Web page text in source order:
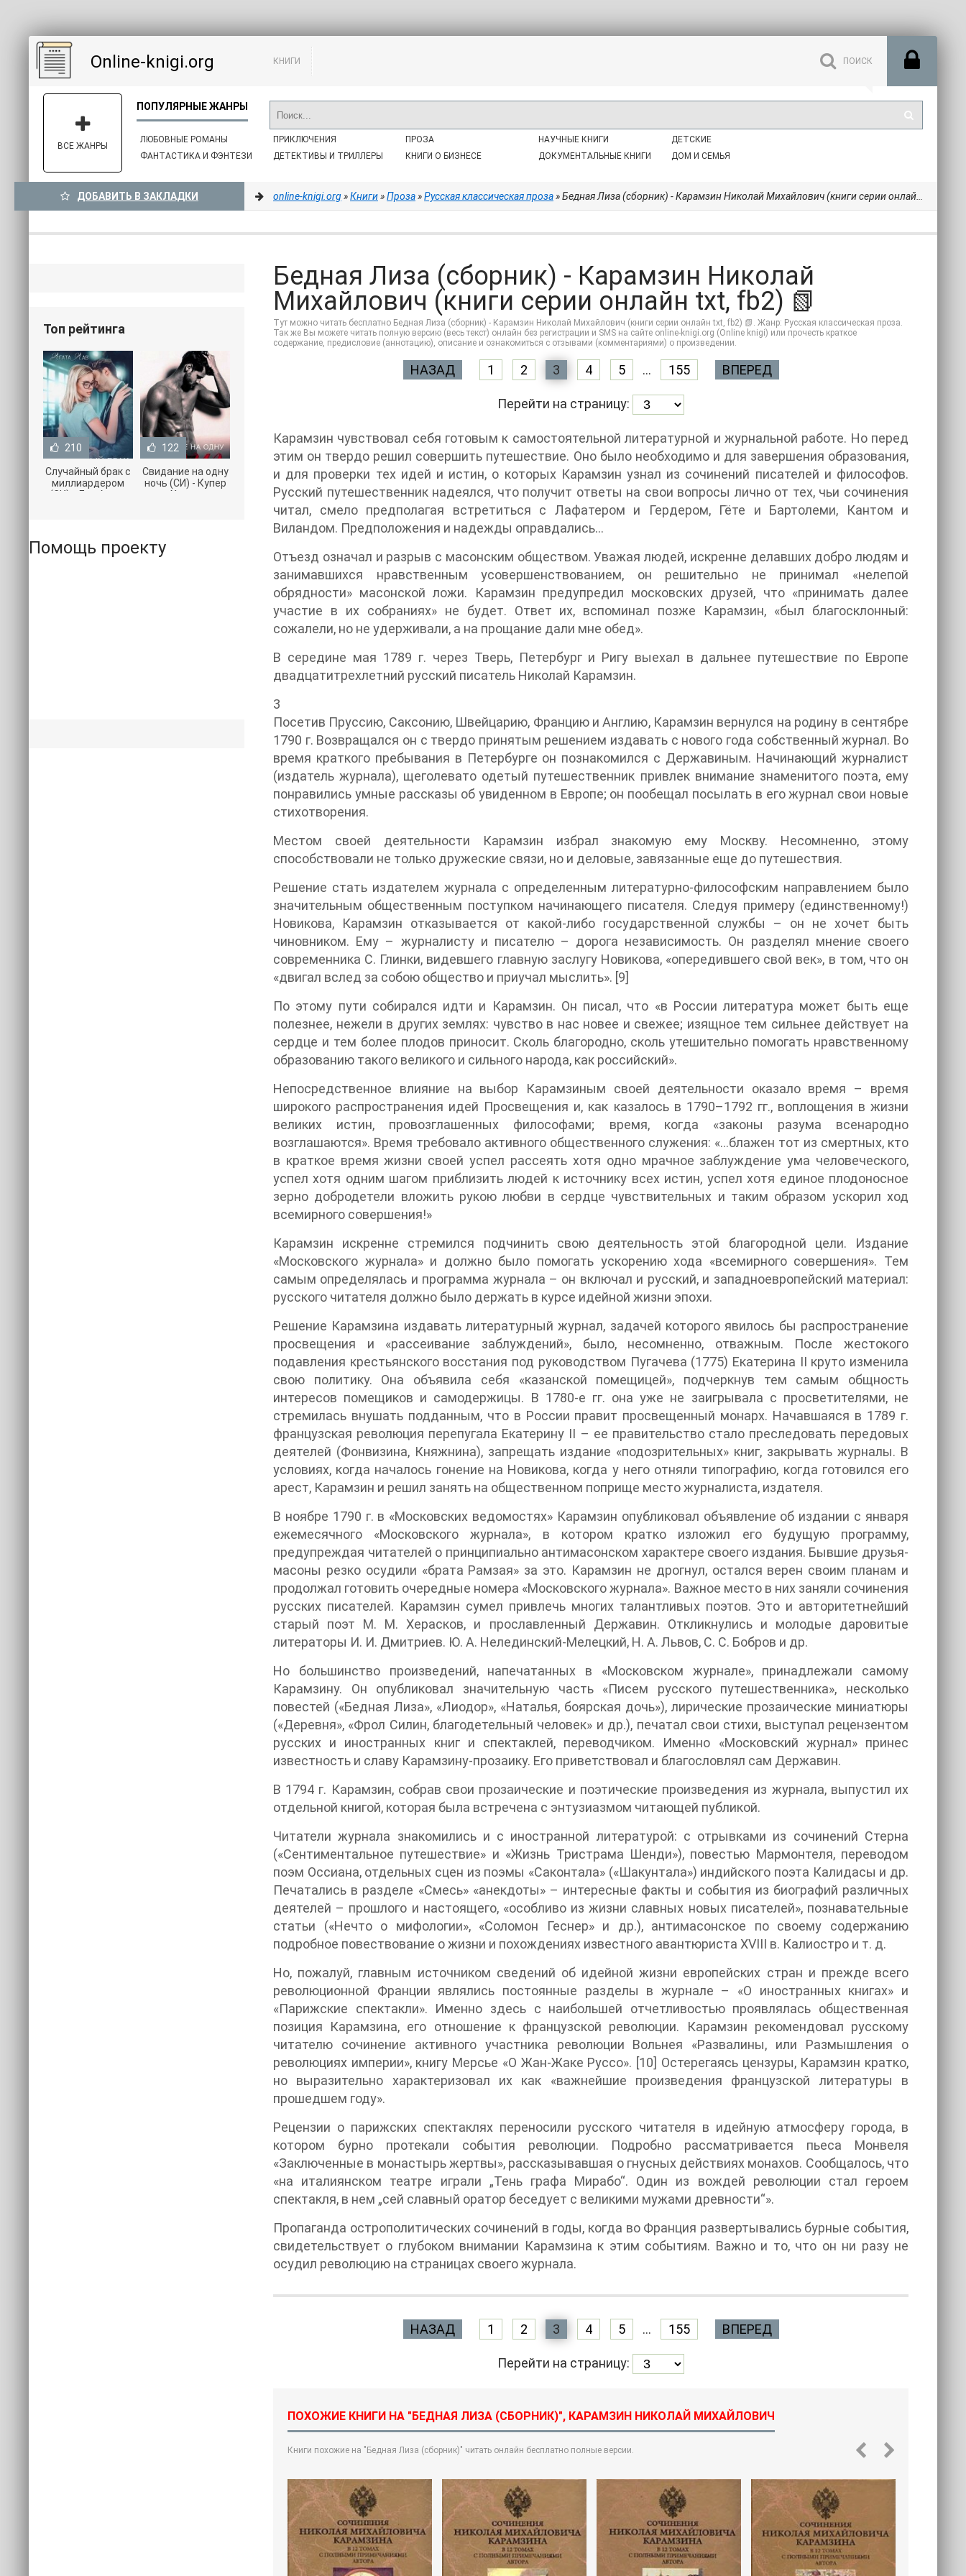
Online-knigi.org КНИГИ
ЛЮБОВНЫЕ РОМАНЫ
ФАНТАСТИКА И ФЭНТЕЗИ
ПРИКЛЮЧЕНИЯ
ДЕТЕКТИВЫ И ТРИЛЛЕРЫ
ПРОЗА
КНИГИ О БИЗНЕСЕ
НАУЧНЫЕ КНИГИ
ДОКУМЕНТАЛЬНЫЕ КНИГИ
ДЕТСКИЕ
ДОМ И СЕМЬЯ
ВСЕ ЖАНРЫ
ДОБАВИТЬ В ЗАКЛАДКИ online-knigi.org»Книги»Проза»Русская классическая проза» Бедная Лиза (сборник) - Карамзин Николай Михайлович (книги серии онлайн txt, fb2) 📗
Бедная Лиза (сборник) - Карамзин Николай
Михайлович (книги серии онлайн txt, fb2) 📗
Тут можно читать бесплатно Бедная Лиза (сборник) - Карамзин Николай Михайлович (книги серии онлайн txt, fb2) 📗. Жанр: Русская классическая проза.
Так же Вы можете читать полную версию (весь текст) онлайн без регистрации и SMS на сайте online-knigi.org (Online knigi) или прочесть краткое
содержание, предисловие (аннотацию), описание и ознакомиться с отзывами (комментариями) о произведении.
НАЗАД 1 2 3 4 5 ... 155 ВПЕРЕД
Перейти на страницу:
Карамзин чувствовал себя готовым к самостоятельной литературной и журнальной работе. Но перед
этим он твердо решил совершить путешествие. Оно было необходимо и для завершения образования,
и для проверки тех идей и истин, о которых Карамзин узнал из сочинений писателей и философов.
Русский путешественник надеялся, что получит ответы на свои вопросы лично от тех, чьи сочинения
читал, смело предполагая встретиться с Лафатером и Гердером, Гёте и Бартолеми, Кантом и
Виландом. Предположения и надежды оправдались…
Отъезд означал и разрыв с масонским обществом. Уважая людей, искренне делавших добро людям и
занимавшихся нравственным усовершенствованием, он решительно не принимал «нелепой
обрядности» масонской ложи. Карамзин предупредил московских друзей, что «принимать далее
участие в их собраниях» не будет. Ответ их, вспоминал позже Карамзин, «был благосклонный:
сожалели, но не удерживали, а на прощание дали мне обед».
В середине мая 1789 г. через Тверь, Петербург и Ригу выехал в дальнее путешествие по Европе
двадцатитрехлетний русский писатель Николай Карамзин.
3
Посетив Пруссию, Саксонию, Швейцарию, Францию и Англию, Карамзин вернулся на родину в сентябре
1790 г. Возвращался он с твердо принятым решением издавать с нового года собственный журнал. Во
время краткого пребывания в Петербурге он познакомился с Державиным. Начинающий журналист
(издатель журнала), щеголевато одетый путешественник привлек внимание знаменитого поэта, ему
понравились умные рассказы об увиденном в Европе; он пообещал посылать в его журнал свои новые
стихотворения.
Местом своей деятельности Карамзин избрал знакомую ему Москву. Несомненно, этому
способствовали не только дружеские связи, но и деловые, завязанные еще до путешествия.
Решение стать издателем журнала с определенным литературно-философским направлением было
значительным общественным поступком начинающего писателя. Следуя примеру (единственному!)
Новикова, Карамзин отказывается от какой-либо государственной службы – он не хочет быть
чиновником. Ему – журналисту и писателю – дорога независимость. Он разделял мнение своего
современника С. Глинки, видевшего главную заслугу Новикова, «опередившего свой век», в том, что он
«двигал вслед за собою общество и приучал мыслить». [9]
По этому пути собирался идти и Карамзин. Он писал, что «в России литература может быть еще
полезнее, нежели в других землях: чувство в нас новее и свежее; изящное тем сильнее действует на
сердце и тем более плодов приносит. Сколь благородно, сколь утешительно помогать нравственному
образованию такого великого и сильного народа, как российский».
Непосредственное влияние на выбор Карамзиным своей деятельности оказало время – время
широкого распространения идей Просвещения и, как казалось в 1790–1792 гг., воплощения в жизни
великих истин, провозглашенных философами; время, когда «законы разума всенародно
возглашаются». Время требовало активного общественного служения: «…блажен тот из смертных, кто
в краткое время жизни своей успел рассеять хотя одно мрачное заблуждение ума человеческого,
успел хотя одним шагом приблизить людей к источнику всех истин, успел хотя единое плодоносное
зерно добродетели вложить рукою любви в сердце чувствительных и таким образом ускорил ход
всемирного совершения!»
Карамзин искренне стремился подчинить свою деятельность этой благородной цели. Издание
«Московского журнала» и должно было помогать ускорению хода «всемирного совершения». Тем
самым определялась и программа журнала – он включал и русский, и западноевропейский материал:
русского читателя должно было держать в курсе идейной жизни эпохи.
Решение Карамзина издавать литературный журнал, задачей которого явилось бы распространение
просвещения и «рассеивание заблуждений», было, несомненно, отважным. После жестокого
подавления крестьянского восстания под руководством Пугачева (1775) Екатерина II круто изменила
свою политику. Она объявила себя «казанской помещицей», подчеркнув тем самым общность
интересов помещиков и самодержицы. В 1780-е гг. она уже не заигрывала с просветителями, не
стремилась внушать подданным, что в России правит просвещенный монарх. Начавшаяся в 1789 г.
французская революция перепугала Екатерину II – ее правительство стало преследовать передовых
деятелей (Фонвизина, Княжнина), запрещать издание «подозрительных» книг, закрывать журналы. В
условиях, когда началось гонение на Новикова, когда у него отняли типографию, когда готовился его
арест, Карамзин и решил занять на общественном поприще место журналиста, издателя.
В ноябре 1790 г. в «Московских ведомостях» Карамзин опубликовал объявление об издании с января
ежемесячного «Московского журнала», в котором кратко изложил его будущую программу,
предупреждая читателей о принципиально антимасонском характере своего издания. Бывшие друзья-
масоны резко осудили «брата Рамзая» за это. Карамзин не дрогнул, остался верен своим планам и
продолжал готовить очередные номера «Московского журнала». Важное место в них заняли сочинения
русских писателей. Карамзин сумел привлечь многих талантливых поэтов. Это и авторитетнейший
старый поэт М. М. Херасков, и прославленный Державин. Откликнулись и молодые даровитые
литераторы И. И. Дмитриев. Ю. А. Нелединский-Мелецкий, Н. А. Львов, С. С. Бобров и др.
Но большинство произведений, напечатанных в «Московском журнале», принадлежали самому
Карамзину. Он опубликовал значительную часть «Писем русского путешественника», несколько
повестей («Бедная Лиза», «Лиодор», «Наталья, боярская дочь»), лирические прозаические миниатюры
(«Деревня», «Фрол Силин, благодетельный человек» и др.), печатал свои стихи, выступал рецензентом
русских и иностранных книг и спектаклей, переводчиком. Именно «Московский журнал» принес
известность и славу Карамзину-прозаику. Его приветствовал и благословлял сам Державин.
В 1794 г. Карамзин, собрав свои прозаические и поэтические произведения из журнала, выпустил их
отдельной книгой, которая была встречена с энтузиазмом читающей публикой.
Читатели журнала знакомились и с иностранной литературой: с отрывками из сочинений Стерна
(«Сентиментальное путешествие» и «Жизнь Тристрама Шенди»), повестью Мармонтеля, переводом
поэм Оссиана, отдельных сцен из поэмы «Саконтала» («Шакунтала») индийского поэта Калидасы и др.
Печатались в разделе «Смесь» «анекдоты» – интересные факты и события из биографий различных
деятелей – прошлого и настоящего, «особливо из жизни славных новых писателей», познавательные
статьи («Нечто о мифологии», «Соломон Геснер» и др.), антимасонское по своему содержанию
подробное повествование о жизни и похождениях известного авантюриста XVIII в. Калиостро и т. д.
Но, пожалуй, главным источником сведений об идейной жизни европейских стран и прежде всего
революционной Франции являлись постоянные разделы в журнале – «О иностранных книгах» и
«Парижские спектакли». Именно здесь с наибольшей отчетливостью проявлялась общественная
позиция Карамзина, его отношение к французской революции. Карамзин рекомендовал русскому
читателю сочинение активного участника революции Вольнея «Развалины, или Размышления о
революциях империи», книгу Мерсье «О Жан-Жаке Руссо». [10] Остерегаясь цензуры, Карамзин кратко,
но выразительно характеризовал их как «важнейшие произведения французской литературы в
прошедшем году».
Рецензии о парижских спектаклях переносили русского читателя в идейную атмосферу города, в
котором бурно протекали события революции. Подробно рассматривается пьеса Монвеля
«Заключенные в монастырь жертвы», рассказывавшая о гнусных действиях монахов. Сообщалось, что
«на италиянском театре играли „Тень графа Мирабо“. Один из вождей революции стал героем
спектакля, в нем „сей славный оратор беседует с великими мужами древности“».
Пропаганда острополитических сочинений в годы, когда во Франция развертывались бурные события,
свидетельствует о глубоком внимании Карамзина к этим событиям. Важно и то, что он ни разу не
осудил революцию на страницах своего журнала.
НАЗАД 1 2 3 4 5 ... 155 ВПЕРЕД
Перейти на страницу:
ПОХОЖИЕ КНИГИ НА "БЕДНАЯ ЛИЗА (СБОРНИК)", КАРАМЗИН НИКОЛАЙ МИХАЙЛОВИЧ
Книги похожие на "Бедная Лиза (сборник)" читать онлайн бесплатно полные версии.
Топ рейтинга
210
Случайный брак с
миллиардером
(СИ) - Лав Агата
122
Свидание на одну
ночь (СИ) - Купер
Хелен
Помощь проекту